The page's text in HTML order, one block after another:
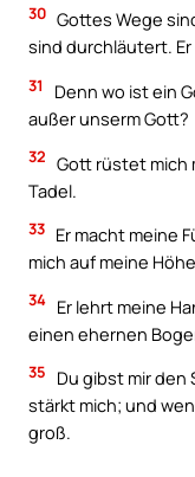
30 Gottes Wege
sind durchläutert.
31
Denn wo ist ein
außer unserm Gott?
32 Gott rüstet mich
Tadel.
33 Er macht meine
mich auf meine
34 Er lehrt meine
einen ehernen
35
Du gibst mir den
stärkt mich; und
groß.